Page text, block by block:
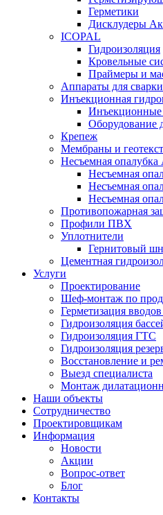
Герметики
Дисклудеры
ICOPAL
Гидроизоляция
Кровельные
Праймеры и
Аппараты для
Инъекционная
Инъекционные
Оборудование
Крепеж
Мембраны и
Несъемная
Несъемная
Несъемная
Несъемная
Противопожарная
Профили ПВХ
Уплотнители
Гернитовый
Цементная
Услуги
Проектирование
Шеф-монтаж по
Герметизация
Гидроизоляция
Гидроизоляция ГТС
Гидроизоляция
Восстановление и
Выезд специалиста
Монтаж
Наши объекты
Сотрудничество
Проектировщикам
Информация
Новости
Акции
Вопрос-ответ
Блог
Контакты